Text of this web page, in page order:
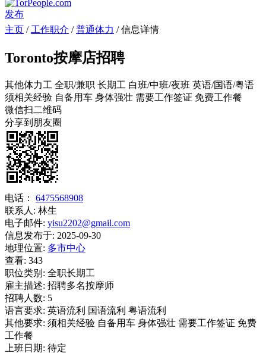
发布
主页 /工作职介 /普通体力 / 信息详情
Toronto按摩店招聘
其他体力工 全职/兼职 长期工 白班/中班/夜班 英语/国语/粤语
须相关经验 自备用车 身体强壮 需要工作签证 免费工作餐
微信扫二维码
分享到朋友圈
电话：
6475568908
联系人: 林生
电子邮件: yisu2202@gmail.com
信息发布于: 2025-09-30
地理位置: 多市中心
查看: 343
职位类别: 全职长期工
雇主描述: 招聘多名按摩师
招聘人数: 5
语言要求: 英语流利 国语流利 粤语流利
其他要求: 须相关经验 自备用车 身体强壮 需要工作签证 免费
工作餐
上班日期: 待定